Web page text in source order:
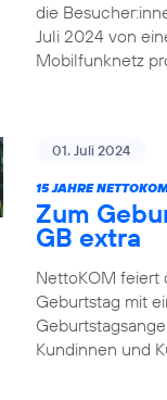
die
Juli 2024 von
Mobilfunknetz
01. Juli 2024
15 JAHRE
Zum
GB extra
NettoKOM feiert
Geburtstag mit
Kundinnen und